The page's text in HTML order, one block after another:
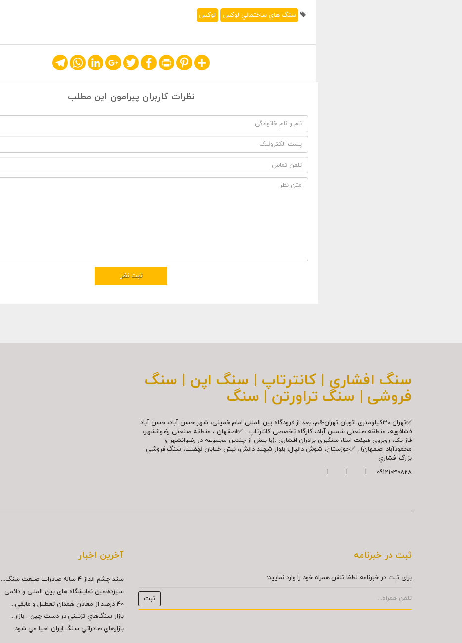
سنگ هاي ساختماني لوکس لوکس
Share
Pinterest
Print
Facebook
Twitter
Google+
LinkedIn
WhatsApp
Telegram
نظرات کاربران پیرامون این مطلب
سنگ افشاری | کانترتاپ | سنگ اپن | سنگ
فروشی | سنگ تراورتن | سنگ
✅تهران 30کیلومتری اتوبان تهران-قم، بعد از فرودگاه بین المللی امام خمینی، شهر حسن آباد، حسن آباد
فشافویه، منطقه صنعتی شمس آباد، کارگاه تخصصی کانترتاپ . ✅اصفهان ، منطقه صنعتی رضوانشهر،
فاز یک، روبروی هیئت امنا، سنگبری برادران افشاری .(با بیش از چندین مجموعه در رضوانشهر و
محمودآباد اصفهان) . ✅خوزستان، شوش دانیال، بلوار شهيد دانش، نبش خیابان نهضت، سنگ فروشي
بزرگ افشاري
09121030828 | | |
آخرین اخبار
سند چشم انداز ۴ ساله صادرات صنعت سنگ...
سیزدهمین نمایشگاه های بین المللی و دائمی...
40 درصد از معادن همدان تعطيل و مابقي...
بازار سنگ‌هاي تزئيني در دست چين - بازار...
بازارهاي صادراتي سنگ ايران احيا مي شود
ثبت در خبرنامه
برای ثبت در خبرنامه لطفا تلفن همراه خود را وارد نمایید: